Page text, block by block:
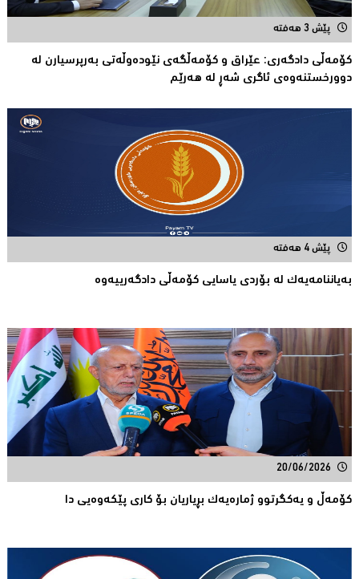
پێش 3 هەفتە
کۆمەڵى دادگەرى: عێراق و كۆمەڵگەی نێودەوڵەتی بەرپرسیارن لە
دوورخستنەوەى ئاگری شەڕ لە هەرێم
پێش 4 هەفتە
بەیاننامەیەک لە بۆردی یاسایی کۆمەڵی دادگەرییەوە
20/06/2026
كۆمەڵ و یەكگرتوو ژمارەیەك بڕیاریان بۆ كاری پێكەوەیی دا